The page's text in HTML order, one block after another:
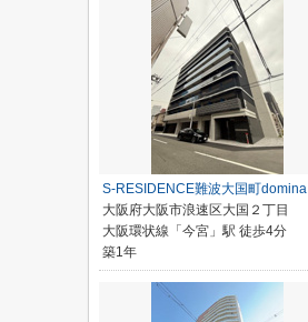
S-RESIDENCE難波大国町domina
大阪府大阪市浪速区大国２丁目
大阪環状線「今宮」駅 徒歩4分
築1年